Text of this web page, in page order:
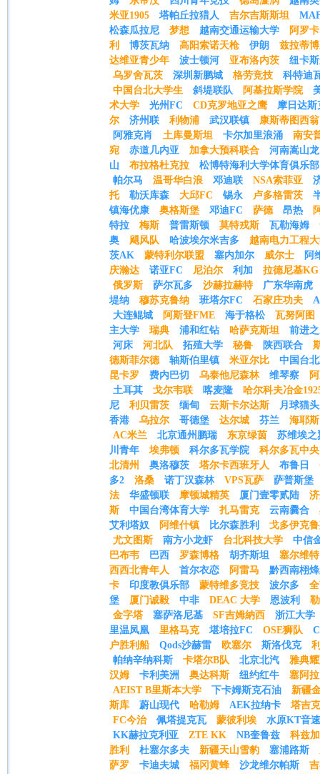
米亚1905
塔帕丘拉猎人 吉尔吉斯斯坦
松森瓜拉尼
梦想 越南交通运输大学
阿罗卡
利
博茨瓦纳 高阳索诺天枪 伊朗
兹拉蒂
达维亚青少年
波士顿河 亚布洛内茨
纽卡
乌罗舍瓦茨
深圳新鹏城 格劳竞技
科特迪
中国台北大学生
斜堤联队 阿基拉斯学院
术大学
光州FC CD克罗地亚之鹰
摩日达斯
尔
济州联 利物浦 武汉联镇
康斯蒂图西翁
阿雅克肖
土库曼斯坦 卡尔加里浪涌
南安
宛
赤道几内亚 加拿大预科联合
河南嵩山
山
布拉格杜克拉
松博特海利大学体育俱乐部
帕尔马
温哥华白浪 邓迪联 NSA索菲亚
托
勒沃库森 大邱FC 锡永 卢多格雷茨
镇海优康
奥格斯堡 邓迪FC 萨德 昂热
特拉
梅斯 普雷斯顿 莫特戎斯 瓦勒海姆
奥
飓风队 哈波埃尔米吉多
越南电力工程
茨AK
蒙特利尔联盟 塞内加尔 威尔士
阿
庆瀚达
诺亚FC 尼泊尔 利加
拉德尼基KG
俄罗斯
萨尔瓦多 沙赫拉赫特
广东华南虎
堤纳
穆苏克鲁纳 班塔尔FC 石家庄功夫
大连鲲城
阿斯登FME 海于格松
瓦努阿图
主大学
瑞典 浦和红钻 哈萨克斯坦
前进
河床
河北队 拓殖大学 秘鲁 陕西联合
德斯菲尔德
轴斯伯里镇 米亚尔比
中国台
昆卡罗
费内巴切 乌泰他尼森林 维琴察
土耳其
戈尔韦联 喀麦隆
哈尔科夫冶金
尼
利贝雷茨 缅甸 云斯卡尔达斯
月球猫
香港
乌拉尔 哥德堡 达尔城 芬兰
海耶斯
AC米兰
北京通州鹏瑞 东京绿茵
苏维埃之
川青年
埃弗顿 科尔多瓦学院
科尔多瓦中央
北清州
奥洛穆茨 塔尔卡西班牙人 布鲁日
多2
洛桑 诺丁汉森林 VPS瓦萨
萨普斯堡
法
华盛顿联 摩顿城精英 厦门壹零贰陆
斯
中国台湾体育大学 扎马雷克 云南爨合
艾利塔奴
阿维什镇 比尔森胜利
戈多伊克
尤文图斯
南方小龙虾 台北科技大学
中信
巴布韦
巴西 罗森博格 胡齐斯坦
塞尔维特
西西北青年人
首尔衣恋 阿雷马
黔西南栩
卡
印度教俱乐部 蒙特维多竞技 波尔多
堡
厦门诚毅 中非 DEAC 大学 恩波利
金字塔
塞萨洛尼基 SF吉姆納西
浙江大学
里温凤凰
里格马克 堪培拉FC OSE狮队
户胜利船
Qods沙赫雷 欧塞尔 斯洛伐克
帕纳辛纳科斯
卡塔尔B队 北京北汽
雅典
汉姆
卡利美洲 奥达科斯 纽约红牛
塞阿拉
AEIST B里斯本大学
下卡姆斯克石油
新疆
斯库
蔚山现代 哈勒姆 AEK拉纳卡
塔吉
FC今治
佩塔提克瓦 蒙彼利埃
水原KT音
KK赫拉克利亚
ZTE KK NB奎鲁兹
科兹
胜利
杜塞尔多夫 新疆天山雪豹 塞浦路斯
萨罗
卡迪夫城 福冈黄蜂 沙龙维尔帕斯